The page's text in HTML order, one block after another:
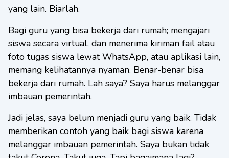
yang lain. Biarlah.
Bagi guru yang bisa bekerja dari rumah; mengajari
siswa secara virtual, dan menerima kiriman fail atau
foto tugas siswa lewat WhatsApp, atau aplikasi lain,
memang kelihatannya nyaman. Benar-benar bisa
bekerja dari rumah. Lah saya? Saya harus melanggar
imbauan pemerintah.
Jadi jelas, saya belum menjadi guru yang baik. Tidak
memberikan contoh yang baik bagi siswa karena
melanggar imbauan pemerintah. Saya bukan tidak